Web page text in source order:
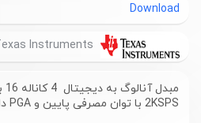
Download
2KSPS با توان مصرفی پایین و PGA داخلی